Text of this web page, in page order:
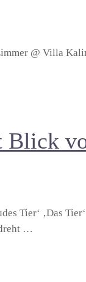
@ Villa
Tier‘ ‚Das
…